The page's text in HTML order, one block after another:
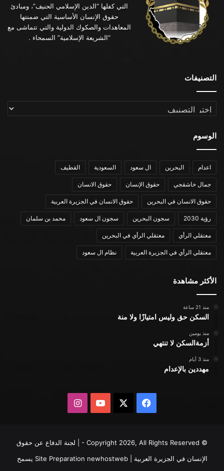
التي كفلها “الدين الإسلامي الحنيف”، ومبادئ
حقوق الإنسان الأساسية التي ضمنتها
المعاهدات والصكوك الدولية والتي تتماشى مع
“الشريعة الإسلامية” السمحاء .
التصنيفات
التصنيفات
الوسوم
اعدام البحرين ال سعود السعودية القطيف
جمال خاشقجي حقوق الإنسان حقوق الانسان
حقوق الانسان في البحرين حقوق الانسان في الجزيرة العربية
رؤية 2030 سجون البحرين سجون ال سعود محمد بن سلمان
معتقلي الرأي معتقلي الرأي في البحرين
معتقلي الرأي في الجزيرة العربية نظام ال سعود
الأكثر مشاهدة
منذ 21 ساعة
السكن حق وليس امتيازًا ولا منة
منذ يومين
أزمةالسكن لا تنتهي
منذ 3 أيام
مهددين بالإعدام
فيسبوك يوتيوبانستقرام
© Copyright 2026, All Rights Reserved - | لجنة الدفاع عن حقوق
الإنسان في الجزيرة العربية | Site Preparationnewhostweb
يسمح